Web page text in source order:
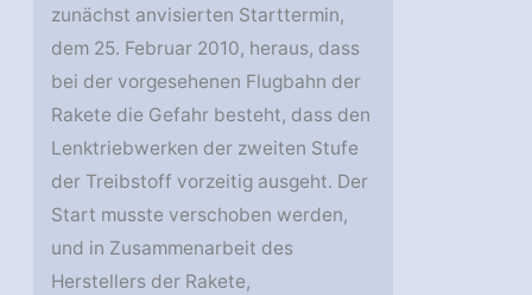
zunächst anvisierten Starttermin,
dem 25. Februar 2010, heraus, dass
bei der vorgesehenen Flugbahn der
Rakete die Gefahr besteht, dass den
Lenktriebwerken der zweiten Stufe
der Treibstoff vorzeitig ausgeht. Der
Start musste verschoben werden,
und in Zusammenarbeit des
Herstellers der Rakete,